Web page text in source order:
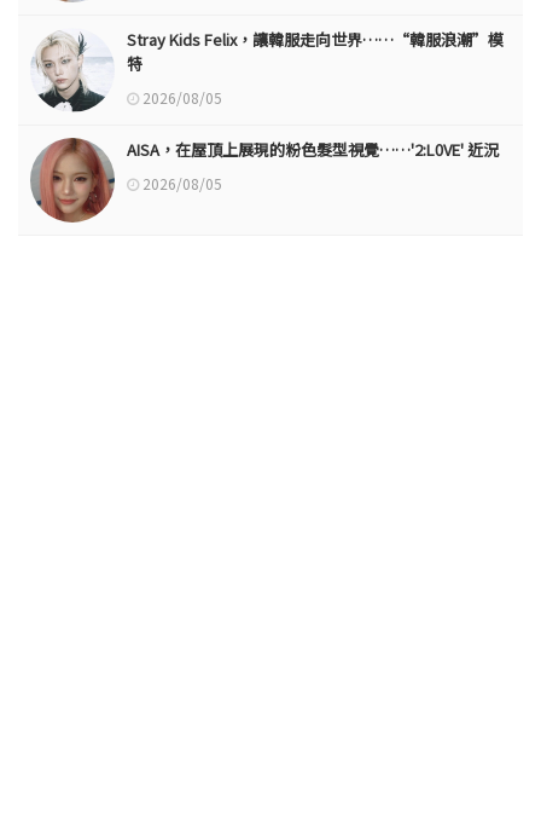
Stray Kids Felix，讓韓服走向世界……“韓服浪潮”模
特
2026/08/05
AISA，在屋頂上展現的粉色髮型視覺……'2:L0VE' 近況
2026/08/05